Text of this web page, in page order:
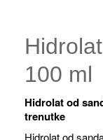
100 ml
Hidrolat od
trenutke
Hidrolat od